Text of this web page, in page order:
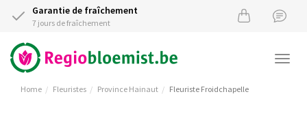
Garantie de fraîchement
7 jours de fraîchement
Home Fleuristes Province Hainaut Fleuriste Froidchapelle